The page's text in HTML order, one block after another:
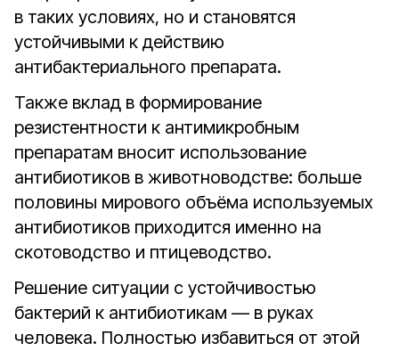
в таких условиях, но и становятся
устойчивыми к действию
антибактериального препарата.
Также вклад в формирование
резистентности к антимикробным
препаратам вносит использование
антибиотиков в животноводстве: больше
половины мирового объёма используемых
антибиотиков приходится именно на
скотоводство и птицеводство.
Решение ситуации с устойчивостью
бактерий к антибиотикам — в руках
человека. Полностью избавиться от этой